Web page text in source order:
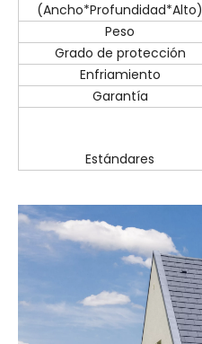
(Ancho*Profundidad*Alto)
Peso
Grado de protección
Enfriamiento
Garantía
Estándares